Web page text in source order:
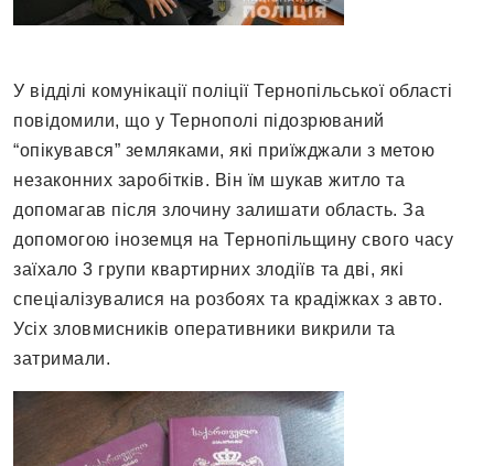
У відділі комунікації поліції Тернопільської області
повідомили, що у Тернополі підозрюваний
“опікувався” земляками, які приїжджали з метою
незаконних заробітків. Він їм шукав житло та
допомагав після злочину залишати область. За
допомогою іноземця на Тернопільщину свого часу
заїхало 3 групи квартирних злодіїв та дві, які
спеціалізувалися на розбоях та крадіжках з авто.
Усіх зловмисників оперативники викрили та
затримали.